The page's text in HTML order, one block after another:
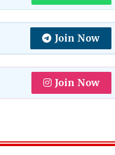
Join Now
Join Now